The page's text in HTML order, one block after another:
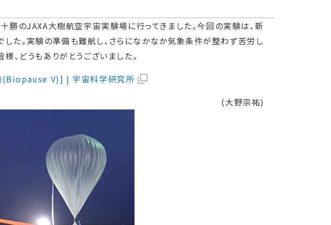
勝のJAXA大樹航空宇宙実験場に行ってきました。今回の実験は、新
た。実験の準備も難航し、さらになかなか気象条件が整わず苦労し
、どうもありがとうございました。
(Biopause V)] | 宇宙科学研究所
(大野宗祐)